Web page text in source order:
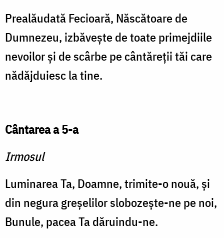
Prealăudată Fecioară, Născătoare de
Dumnezeu, izbăveşte de toate primejdiile
nevoilor şi de scârbe pe cântăreţii tăi care
nădăjduiesc la tine.
Cântarea a 5-a
Irmosul
Luminarea Ta, Doamne, trimite-o nouă, şi
din negura greşelilor slobozeşte-ne pe noi,
Bunule, pacea Ta dăruindu-ne.